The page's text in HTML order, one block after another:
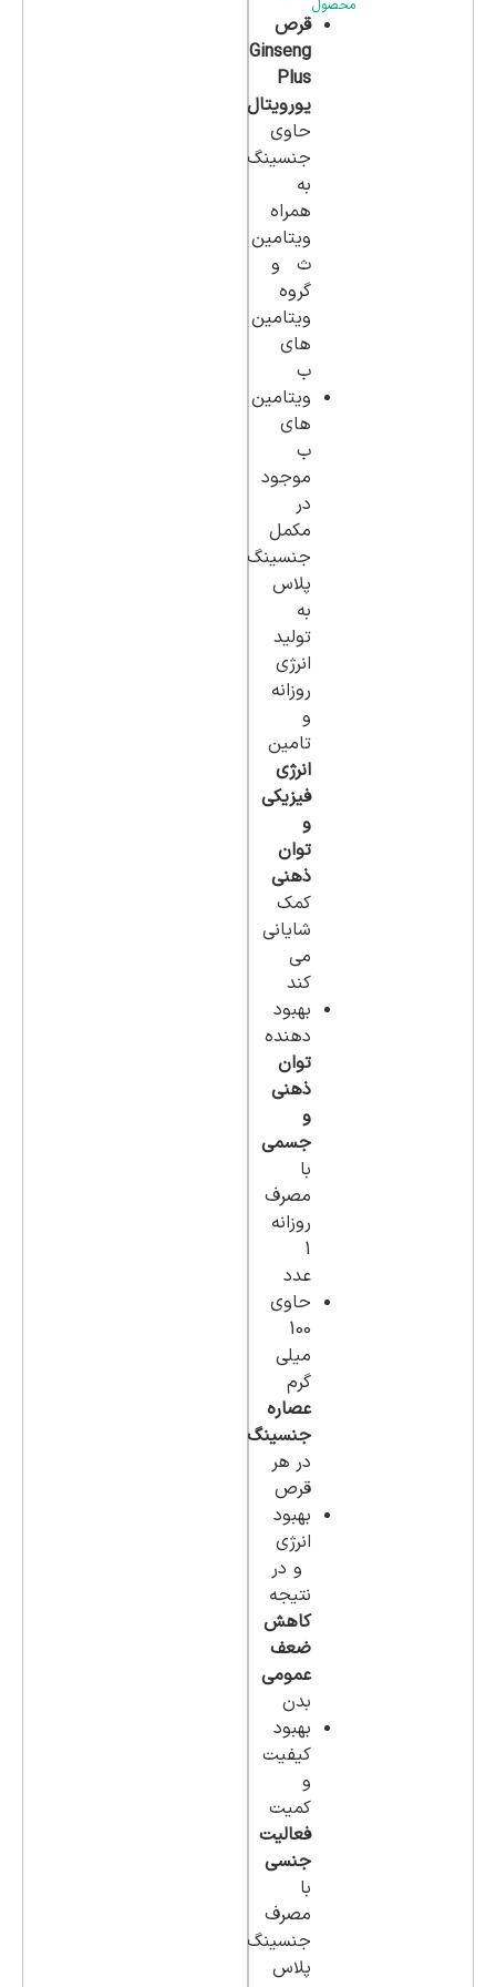
محصول
قرص
Ginseng
Plus
یورویتال
حاوی
جنسینگ
به
همراه
ویتامین
ث و
گروه
ویتامین
های
ب
ویتامین
های
ب
موجود
در
مکمل
جنسینگ
پلاس
به
تولید
انرژی
روزانه
و
تامین
انرژی
فیزیکی
و
توان
ذهنی
کمک
شایانی
می
کند
بهبود
دهنده
توان
ذهنی
و
جسمی
با
مصرف
روزانه
1
عدد
حاوی
100
میلی
گرم
عصاره
جنسینگ
در هر
قرص
بهبود
انرژی
و در
نتیجه
کاهش
ضعف
عمومی
بدن
بهبود
کیفیت
و
کمیت
فعالیت
جنسی
با
مصرف
جنسینگ
پلاس